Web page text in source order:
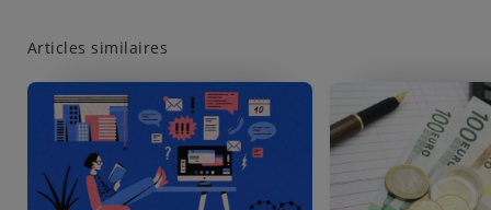
Articles similaires